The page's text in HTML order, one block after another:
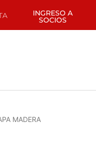
INGRESO A
SOCIOS
MADERA